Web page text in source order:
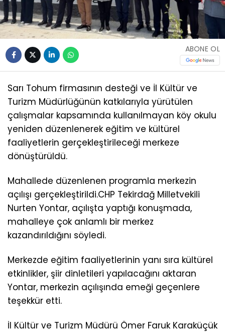
ABONE OL
Sarı Tohum firmasının desteği ve İl Kültür ve
Turizm Müdürlüğünün katkılarıyla yürütülen
çalışmalar kapsamında kullanılmayan köy okulu
yeniden düzenlenerek eğitim ve kültürel
faaliyetlerin gerçekleştirileceği merkeze
dönüştürüldü.
Mahallede düzenlenen programla merkezin
açılışı gerçekleştirildi.CHP Tekirdağ Milletvekili
Nurten Yontar, açılışta yaptığı konuşmada,
mahalleye çok anlamlı bir merkez
kazandırıldığını söyledi.
Merkezde eğitim faaliyetlerinin yanı sıra kültürel
etkinlikler, şiir dinletileri yapılacağını aktaran
Yontar, merkezin açılışında emeği geçenlere
teşekkür etti.
İl Kültür ve Turizm Müdürü Ömer Faruk Karaküçük